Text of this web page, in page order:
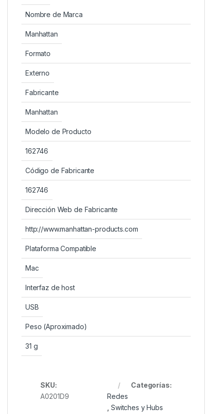
Nombre de Marca
Manhattan
Formato
Externo
Fabricante
Manhattan
Modelo de Producto
162746
Código de Fabricante
162746
Dirección Web de Fabricante
http://www.manhattan-products.com
Plataforma Compatible
Mac
Interfaz de host
USB
Peso (Aproximado)
31 g
SKU:
A0201D9
Categorías:
Redes
Switches y Hubs